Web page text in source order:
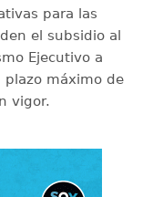
para las
el subsidio al
Ejecutivo a
máximo de
vigor.